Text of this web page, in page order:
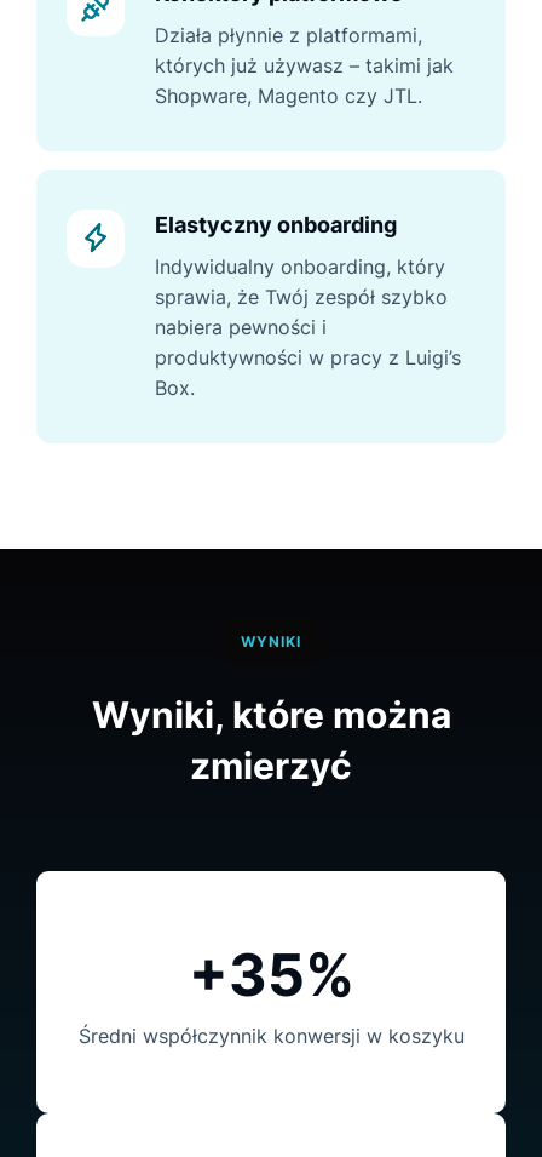
Działa płynnie z platformami,
których już używasz – takimi jak
Shopware, Magento czy JTL.
Elastyczny onboarding
Indywidualny onboarding, który
sprawia, że Twój zespół szybko
nabiera pewności i
produktywności w pracy z Luigi’s
Box.
WYNIKI
Wyniki, które można
zmierzyć
+35%
Średni współczynnik konwersji w koszyku